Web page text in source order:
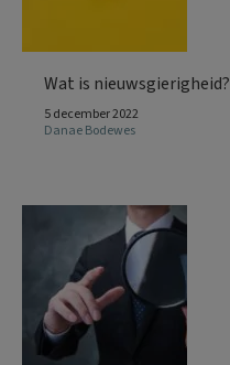
Wat is nieuwsgierigheid?
5 december 2022
Danae Bodewes